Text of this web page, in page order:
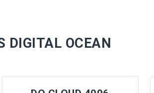
DIGITAL OCEAN